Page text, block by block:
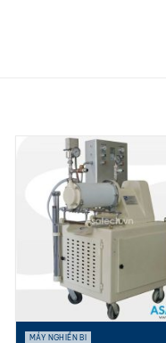
MÁY NGHIỀN BI